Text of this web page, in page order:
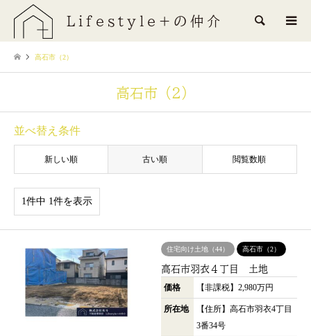
Lifestyle+の仲介 検索
高石市（2）
高石市（2）
並べ替え条件
新しい順 古い順 閲覧数順
1件中 1件を表示
住宅向け土地（44） 高石市（2）
高石市羽衣４丁目 土地
価格
【非課税】2,980万円
所在地
【住所】高石市羽衣4丁目
3番34号